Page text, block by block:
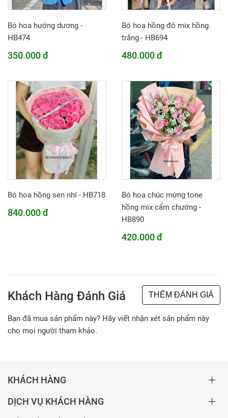
Bó hoa hướng dương -
HB474
350.000 đ
Bó hoa hồng đỏ mix hồng
trắng - HB694
480.000 đ
Bó hoa hồng sen nhí - HB718
840.000 đ
Bó hoa chúc mừng tone
hồng mix cẩm chướng -
HB890
420.000 đ
Khách Hàng Đánh Giá THÊM ĐÁNH GIÁ
Bạn đã mua sản phẩm này? Hãy viết nhận xét sản phẩm này
cho mọi người tham khảo.
KHÁCH HÀNG
DỊCH VỤ KHÁCH HÀNG